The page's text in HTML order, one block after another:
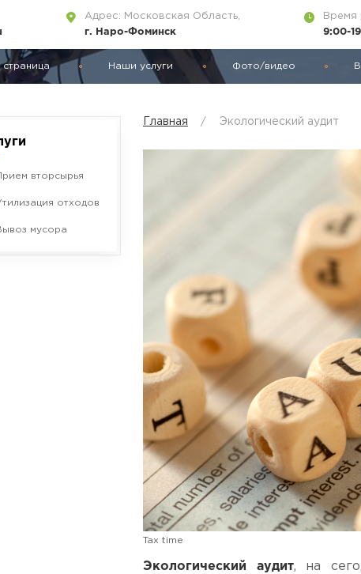
Адрес: Московская Область,
г. Наро-Фоминск
Время
9:00-
страница Наши услуги Фото/видео
Прием вторсырья
отходов
мусора
Главная Экологический аудит
Tax time
Экологический аудит, на